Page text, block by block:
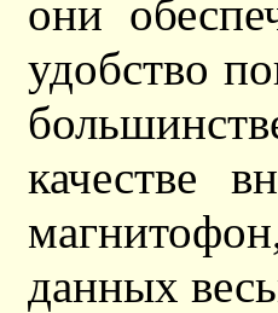
они
удобство
качестве
данных